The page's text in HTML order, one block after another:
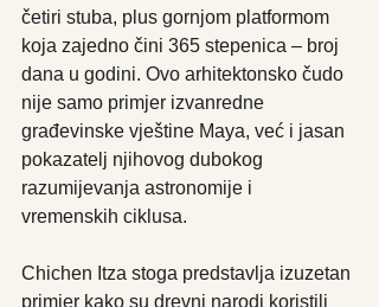
četiri stuba, plus gornjom platformom
koja zajedno čini 365 stepenica – broj
dana u godini. Ovo arhitektonsko čudo
nije samo primjer izvanredne
građevinske vještine Maya, već i jasan
pokazatelj njihovog dubokog
razumijevanja astronomije i
vremenskih ciklusa.
Chichen Itza stoga predstavlja izuzetan
primjer kako su drevni narodi koristili